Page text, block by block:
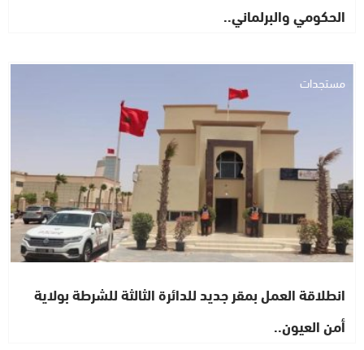
الحكومي والبرلماني..
مستجدات
انطلاقة العمل بمقر جديد للدائرة الثالثة للشرطة بولاية
أمن العيون..